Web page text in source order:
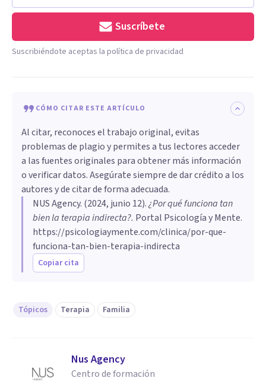
Suscríbete
Suscribiéndote aceptas la política de privacidad
CÓMO CITAR ESTE ARTÍCULO
Al citar, reconoces el trabajo original, evitas
problemas de plagio y permites a tus lectores acceder
a las fuentes originales para obtener más información
o verificar datos. Asegúrate siempre de dar crédito a los
autores y de citar de forma adecuada.
NUS Agency. (2024, junio 12).¿Por qué funciona tan
bien la terapia indirecta?. Portal Psicología y Mente.
https://psicologiaymente.com/clinica/por-que-
funciona-tan-bien-terapia-indirecta
Copiar cita
Tópicos Terapia Familia
Nus Agency
Centro de formación